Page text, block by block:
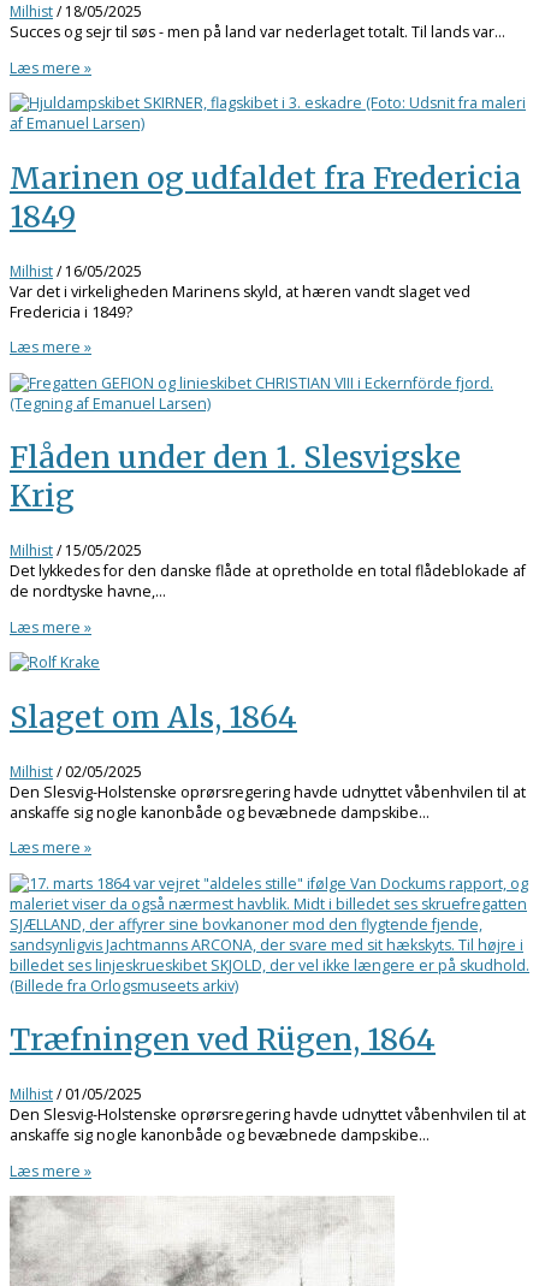
Milhist/18/05/2025
Succes og sejr til søs - men på land var nederlaget totalt. Til lands var…
Læs mere »
Marinen og udfaldet fra Fredericia
1849
Milhist/16/05/2025
Var det i virkeligheden Marinens skyld, at hæren vandt slaget ved
Fredericia i 1849?
Læs mere »
Flåden under den 1. Slesvigske
Krig
Milhist/15/05/2025
Det lykkedes for den danske flåde at opretholde en total flådeblokade af
de nordtyske havne,…
Læs mere »
Slaget om Als, 1864
Milhist/02/05/2025
Den Slesvig-Holstenske oprørsregering havde udnyttet våbenhvilen til at
anskaffe sig nogle kanonbåde og bevæbnede dampskibe…
Læs mere »
Træfningen ved Rügen, 1864
Milhist/01/05/2025
Den Slesvig-Holstenske oprørsregering havde udnyttet våbenhvilen til at
anskaffe sig nogle kanonbåde og bevæbnede dampskibe…
Læs mere »